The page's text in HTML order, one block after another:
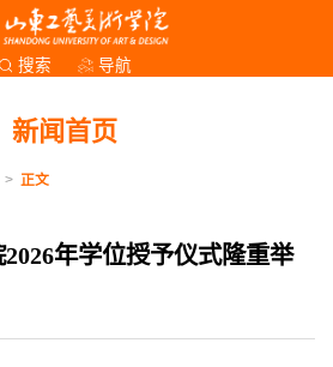
搜索 导航
新闻首页
> 正文
年学位授予仪式隆重举